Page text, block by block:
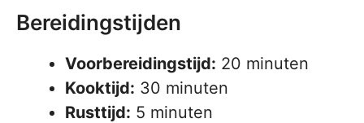
Bereidingstijden
Voorbereidingstijd: 20 minuten
Kooktijd: 30 minuten
Rusttijd: 5 minuten